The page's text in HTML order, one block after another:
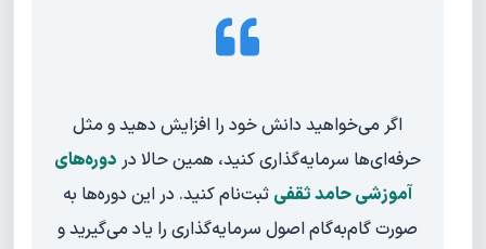
اگر می‌خواهید دانش خود را افزایش دهید و مثل
حرفه‌ای‌ها سرمایه‌گذاری کنید، همین حالا در دوره‌های
آموزشی حامد ثقفی ثبت‌نام کنید. در این دوره‌ها به
صورت گام‌به‌گام اصول سرمایه‌گذاری را یاد می‌گیرید و